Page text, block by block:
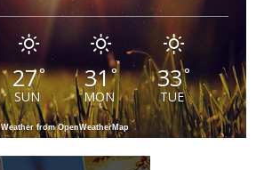
27°
SUN
31°
MON
33°
TUE
Weather from OpenWeatherMap